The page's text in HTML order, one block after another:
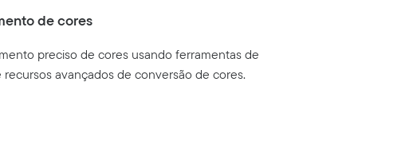
de cores
preciso de cores usando ferramentas de
avançados de conversão de cores.